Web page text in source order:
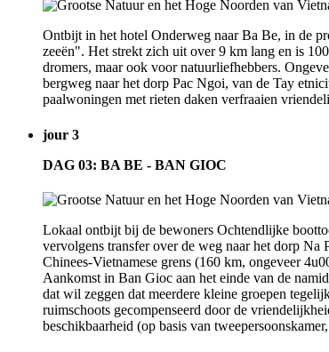
Ontbijt in het hotel Onderweg naar Ba Be, in de
zeeën". Het strekt zich uit over 9 km lang en is
dromers, maar ook voor natuurliefhebbers.
bergweg naar het dorp Pac Ngoi, van de Tay
paalwoningen met rieten daken verfraaien
jour 3
DAG 03: BA BE - BAN GIOC
Lokaal ontbijt bij de bewoners Ochtendlijke
vervolgens transfer over de weg naar het dorp Na
Chinees-Vietnamese grens (160 km, ongeveer
Aankomst in Ban Gioc aan het einde van de
dat wil zeggen dat meerdere kleine groepen
ruimschoots gecompenseerd door de
beschikbaarheid (op basis van